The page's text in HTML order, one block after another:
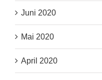
Juni 2020
Mai 2020
April 2020